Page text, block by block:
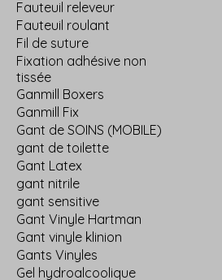
Fauteuil releveur
Fauteuil roulant
Fil de suture
Fixation adhésive non
tissée
Ganmill Boxers
Ganmill Fix
Gant de SOINS (MOBILE)
gant de toilette
Gant Latex
gant nitrile
gant sensitive
Gant Vinyle Hartman
Gant vinyle klinion
Gants Vinyles
Gel hydroalcoolique